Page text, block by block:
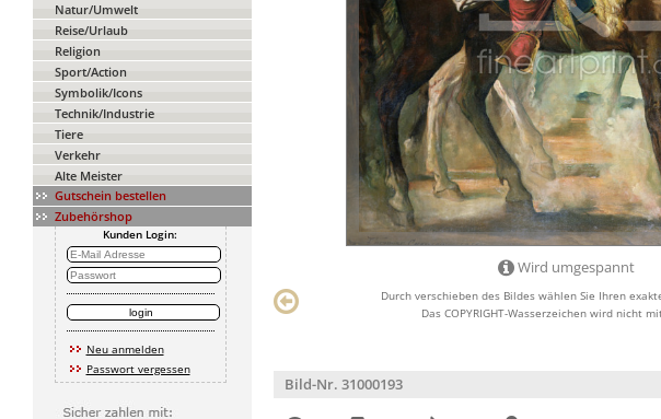
Natur/Umwelt
Reise/Urlaub
Religion
Sport/Action
Symbolik/Icons
Technik/Industrie
Tiere
Verkehr
Alte Meister
Gutschein bestellen
Zubehörshop
Kunden Login:
Neu anmelden
Passwort vergessen
Wird umgespannt
Durch verschieben des Bildes wählen Sie Ihren
Das COPYRIGHT-Wasserzeichen wird nicht
Bild-Nr. 31000193